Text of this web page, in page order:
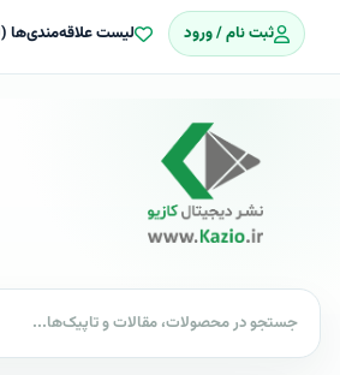
ثبت نام / ورود لیست علاقه‌مندی‌ها (0)